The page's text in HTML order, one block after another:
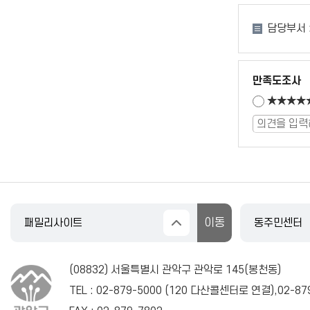
담당부서 :
만족도조사
(08832) 서울특별시 관악구 관악로 145(봉천동)
TEL : 02-879-5000 (120 다산콜센터로 연결),02-